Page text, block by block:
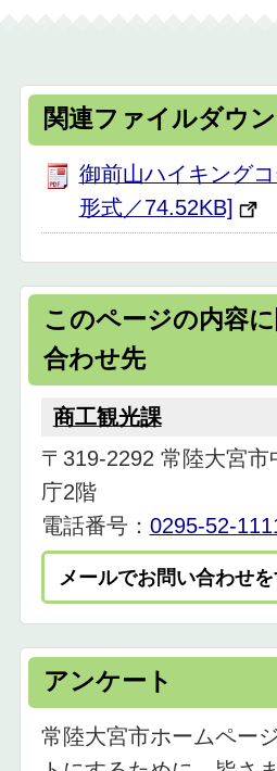
関連ファイルダウ
御前山ハイキング
形式／74.52KB]
このページの内容
合わせ先
商工観光課
〒319-2292 常陸大宮
庁2階
電話番号： 0295-52-
メールでお問い合わせ
アンケート
常陸大宮市ホームペー